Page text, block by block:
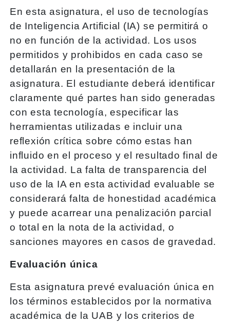
En esta asignatura, el uso de tecnologías
de Inteligencia Artificial (IA) se permitirá o
no en función de la actividad. Los usos
permitidos y prohibidos en cada caso se
detallarán en la presentación de la
asignatura. El estudiante deberá identificar
claramente qué partes han sido generadas
con esta tecnología, especificar las
herramientas utilizadas e incluir una
reflexión crítica sobre cómo estas han
influido en el proceso y el resultado final de
la actividad. La falta de transparencia del
uso de la IA en esta actividad evaluable se
considerará falta de honestidad académica
y puede acarrear una penalización parcial
o total en la nota de la actividad, o
sanciones mayores en casos de gravedad.
Evaluación única
Esta asignatura prevé evaluación única en
los términos establecidos por la normativa
académica de la UAB y los criterios de